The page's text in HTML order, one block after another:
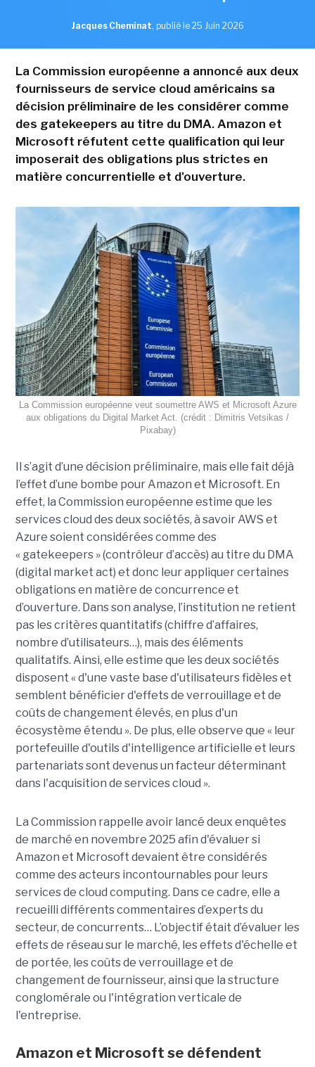
Jacques Cheminat, publié le 25 Juin 2026
La Commission européenne a annoncé aux deux
fournisseurs de service cloud américains sa
décision préliminaire de les considérer comme
des gatekeepers au titre du DMA. Amazon et
Microsoft réfutent cette qualification qui leur
imposerait des obligations plus strictes en
matière concurrentielle et d'ouverture.
La Commission européenne veut soumettre AWS et Microsoft Azure
aux obligations du Digital Market Act. (crédit : Dimitris Vetsikas /
Pixabay)
Il s’agit d’une décision préliminaire, mais elle fait déjà
l’effet d’une bombe pour Amazon et Microsoft. En
effet, la Commission européenne estime que les
services cloud des deux sociétés, à savoir AWS et
Azure soient considérées comme des
« gatekeepers » (contrôleur d’accès) au titre du DMA
(digital market act) et donc leur appliquer certaines
obligations en matière de concurrence et
d’ouverture. Dans son analyse, l’institution ne retient
pas les critères quantitatifs (chiffre d’affaires,
nombre d’utilisateurs…), mais des éléments
qualitatifs. Ainsi, elle estime que les deux sociétés
disposent « d'une vaste base d'utilisateurs fidèles et
semblent bénéficier d'effets de verrouillage et de
coûts de changement élevés, en plus d'un
écosystème étendu ». De plus, elle observe que « leur
portefeuille d'outils d'intelligence artificielle et leurs
partenariats sont devenus un facteur déterminant
dans l'acquisition de services cloud ».
La Commission rappelle avoir lancé deux enquêtes
de marché en novembre 2025 afin d'évaluer si
Amazon et Microsoft devaient être considérés
comme des acteurs incontournables pour leurs
services de cloud computing. Dans ce cadre, elle a
recueilli différents commentaires d’experts du
secteur, de concurrents… L’objectif était d’évaluer les
effets de réseau sur le marché, les effets d'échelle et
de portée, les coûts de verrouillage et de
changement de fournisseur, ainsi que la structure
conglomérale ou l'intégration verticale de
l'entreprise.
Amazon et Microsoft se défendent